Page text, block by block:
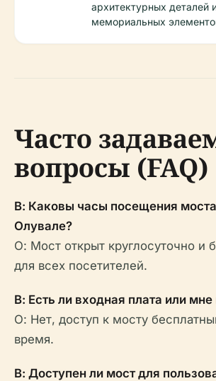
архитектурных деталей
мемориальных
Часто
вопросы (FAQ)
В: Каковы часы посещения
Олувале?
О: Мост открыт круглосуточно и
для всех посетителей.
В: Есть ли входная плата или
О: Нет, доступ к мосту
время.
В: Доступен ли мост для